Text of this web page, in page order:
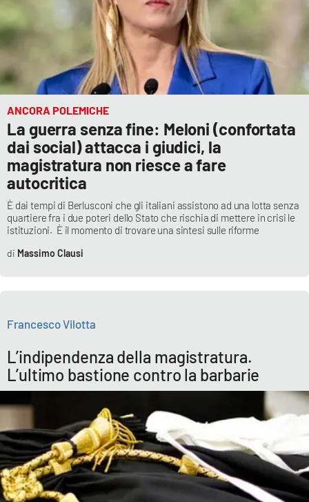
ANCORA POLEMICHE
La guerra senza fine: Meloni (confortata
dai social) attacca i giudici, la
magistratura non riesce a fare
autocritica
È dai tempi di Berlusconi che gli italiani assistono ad una lotta senza
quartiere fra i due poteri dello Stato che rischia di mettere in crisi le
istituzioni. È il momento di trovare una sintesi sulle riforme
Massimo Clausi
L’indipendenza della magistratura.
L’ultimo bastione contro la barbarie
Francesco Vilotta